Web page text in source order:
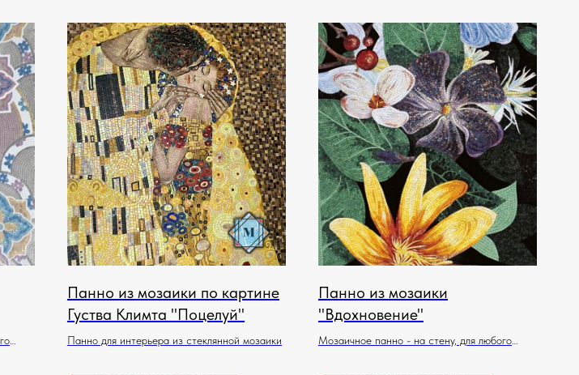
Панно из мозаики по картине
Густва Климта "Поцелуй"
Панно для интерьера из стеклянной мозаики
Панно из мозаики
"Вдохновение"
Мозаичное панно - на стену, для любого